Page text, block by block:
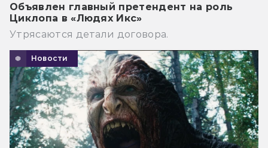
Объявлен главный претендент на роль
Циклопа в «Людях Икс»
Утрясаются детали договора.
Новости